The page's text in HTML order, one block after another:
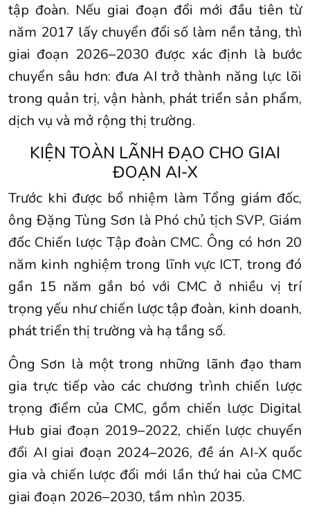
tập đoàn. Nếu giai đoạn đổi mới đầu tiên từ
năm 2017 lấy chuyển đổi số làm nền tảng, thì
giai đoạn 2026–2030 được xác định là bước
chuyển sâu hơn: đưa AI trở thành năng lực lõi
trong quản trị, vận hành, phát triển sản phẩm,
dịch vụ và mở rộng thị trường.
KIỆN TOÀN LÃNH ĐẠO CHO GIAI
ĐOẠN AI-X
Trước khi được bổ nhiệm làm Tổng giám đốc,
ông Đặng Tùng Sơn là Phó chủ tịch SVP, Giám
đốc Chiến lược Tập đoàn CMC. Ông có hơn 20
năm kinh nghiệm trong lĩnh vực ICT, trong đó
gần 15 năm gắn bó với CMC ở nhiều vị trí
trọng yếu như chiến lược tập đoàn, kinh doanh,
phát triển thị trường và hạ tầng số.
Ông Sơn là một trong những lãnh đạo tham
gia trực tiếp vào các chương trình chiến lược
trọng điểm của CMC, gồm chiến lược Digital
Hub giai đoạn 2019–2022, chiến lược chuyển
đổi AI giai đoạn 2024–2026, đề án AI-X quốc
gia và chiến lược đổi mới lần thứ hai của CMC
giai đoạn 2026–2030, tầm nhìn 2035.